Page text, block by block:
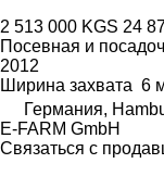
2 513 000 KGS 24
Посевная и
2012
Ширина захвата 6
Германия,
E-FARM GmbH
Связаться с